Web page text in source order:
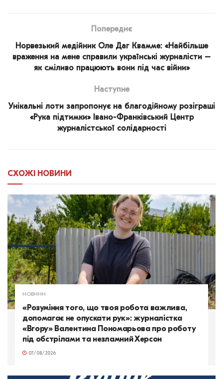
Попереднє
Норвезький медійник Оле Даг Квамме: «Найбільше
враження на мене справили українські журналісти –
як сміливо працюють вони під час війни»
Наступне
Унікальні лоти запропонує на благодійному розіграші
«Рука підтимки» Івано-Франківський Центр
журналістської солідарності
СХОЖІ НОВИНИ
НОВИНИ
«Розуміння того, що твоя робота важлива,
допомагає не опускати рук»: журналістка
«Вгору» Валентина Пономарьова про роботу
під обстрілами та незламний Херсон
07/08/2026